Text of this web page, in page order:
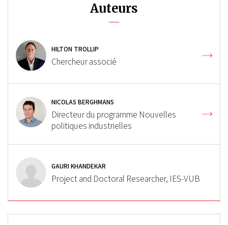
Auteurs
HILTON TROLLIP
Chercheur associé
NICOLAS BERGHMANS
Directeur du programme Nouvelles
politiques industrielles
GAURI KHANDEKAR
Project and Doctoral Researcher, IES-VUB